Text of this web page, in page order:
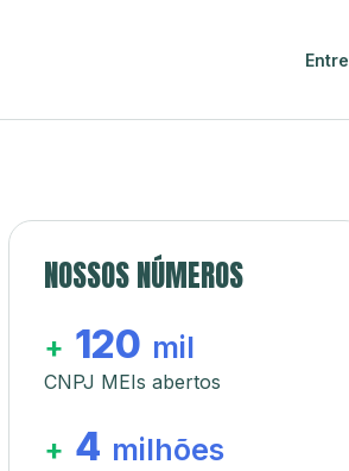
Entre
NOSSOS NÚMEROS
+ 120 mil
CNPJ MEIs abertos
+ 4 milhões